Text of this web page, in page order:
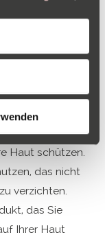
finden Sie in
Sie auch
parfümfreies
die Haut
hervorrufen.
sogar
Haut schützen.
das nicht
verzichten.
das Sie
Ihrer Haut